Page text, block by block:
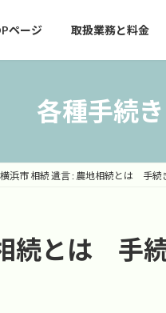
ページ 取扱業務と料金
各種手続
横浜市 相続 遺言 : 農地相続とは 手続
続とは 手